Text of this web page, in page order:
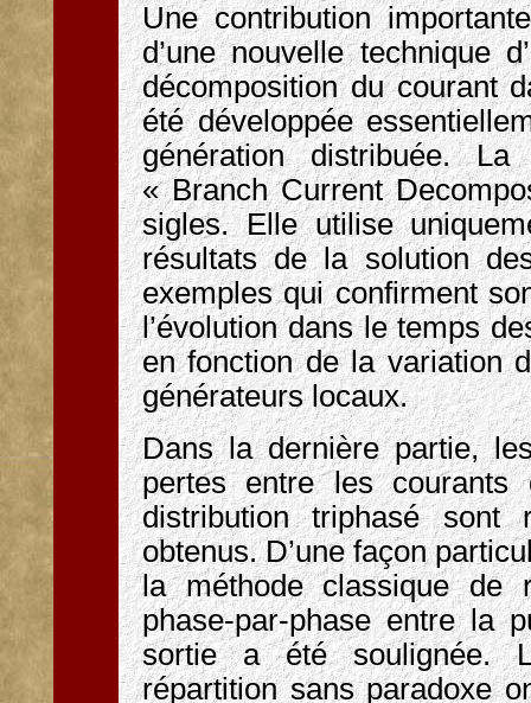
Une contribution
d’une nouvelle technique
décomposition du courant
été développée
génération distribuée.
« Branch Current
sigles. Elle utilise
résultats de la solution
exemples qui confirment
l’évolution dans le temps
en fonction de la variation
générateurs locaux.
Dans la dernière partie,
pertes entre les
distribution triphasé
obtenus. D’une façon
la méthode classique de
phase-par-phase entre la
sortie a été soulignée.
répartition sans paradoxe